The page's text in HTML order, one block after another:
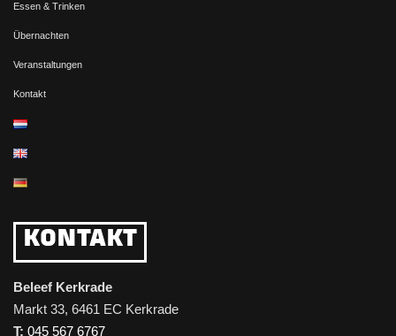
Essen & Trinken
Übernachten
Veranstaltungen
Kontakt
KONTAKT
Beleef Kerkrade
Markt 33, 6461 EC Kerkrade
T: 045 567 6767